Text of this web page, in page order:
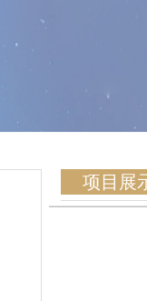
项目展